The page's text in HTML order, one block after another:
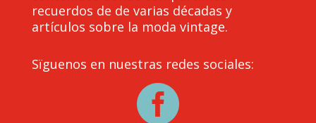
recuerdos de de varias décadas y
artículos sobre la moda vintage.
Sïguenos en nuestras redes sociales:
